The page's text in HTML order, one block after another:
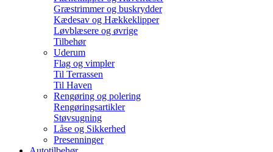
Græstrimmer og buskrydder
Kædesav og Hækkeklipper
Løvblæsere og øvrige
Tilbehør
Uderum
Flag og vimpler
Til Terrassen
Til Haven
Rengøring og polering
Rengøringsartikler
Støvsugning
Låse og Sikkerhed
Presenninger